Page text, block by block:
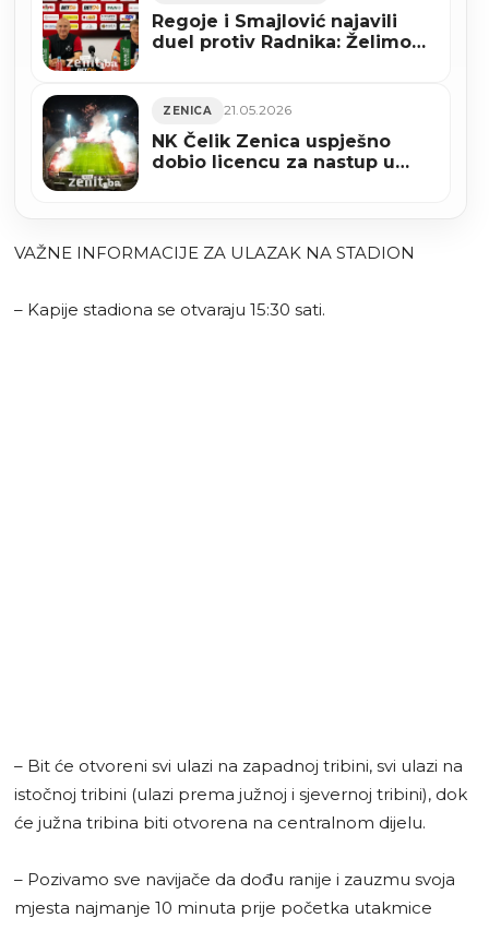
Regoje i Smajlović najavili
duel protiv Radnika: Želimo
ZENICA 21.05.2026
NK Čelik Zenica uspješno
dobio licencu za nastup u
VAŽNE INFORMACIJE ZA ULAZAK NA STADION
– Kapije stadiona se otvaraju 15:30 sati.
– Bit će otvoreni svi ulazi na zapadnoj tribini, svi ulazi na
istočnoj tribini (ulazi prema južnoj i sjevernoj tribini), dok
će južna tribina biti otvorena na centralnom dijelu.
– Pozivamo sve navijače da dođu ranije i zauzmu svoja
mjesta najmanje 10 minuta prije početka utakmice